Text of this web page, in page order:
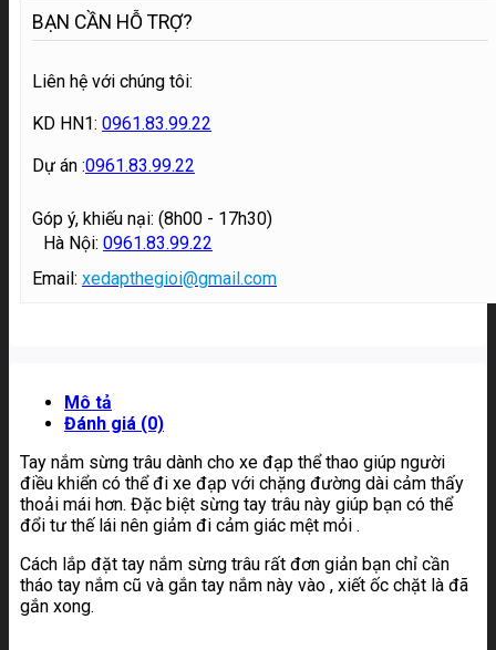
BẠN CẦN HỖ TRỢ?
Liên hệ với chúng tôi:
KD HN1: 0961.83.99.22
Dự án :0961.83.99.22
Góp ý, khiếu nại: (8h00 - 17h30)
Hà Nội: 0961.83.99.22
Email: xedapthegioi@gmail.com
Mô tả
Đánh giá (0)
Tay nắm sừng trâu dành cho xe đạp thể thao giúp người
điều khiển có thể đi xe đạp với chặng đường dài cảm thấy
thoải mái hơn. Đặc biệt sừng tay trâu này giúp bạn có thể
đổi tư thế lái nên giảm đi cảm giác mệt mỏi .
Cách lắp đặt tay nắm sừng trâu rất đơn giản bạn chỉ cần
tháo tay nắm cũ và gắn tay nắm này vào , xiết ốc chặt là đã
gắn xong.